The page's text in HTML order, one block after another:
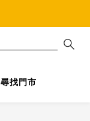
尋找門市